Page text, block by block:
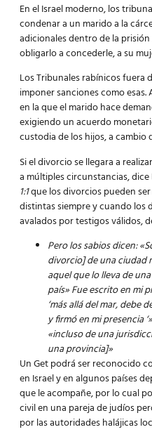
En el Israel moderno, los
condenar a un marido a la
adicionales dentro de la
obligarlo a concederle, a su
Los Tribunales rabínicos fuera
imponer sanciones como
en la que el marido hace
exigiendo un acuerdo
custodia de los hijos, a cambio
Si el divorcio se llegara a
a múltiples circunstancias,
1:1que los divorcios pueden
distintas siempre y cuando los
avalados por testigos válidos,
Pero los sabios dicen:
divorcio] de una ciudad
aquel que lo lleva de
país» Fue escrito en mi
‘más allá del mar, debe
y firmó en mi presencia
«incluso de una
una provincia]»
Un Get podrá ser reconocido
en Israel y en algunos países
que le acompañe, por lo cual
civil en una pareja de judíos
por las autoridades halájicas